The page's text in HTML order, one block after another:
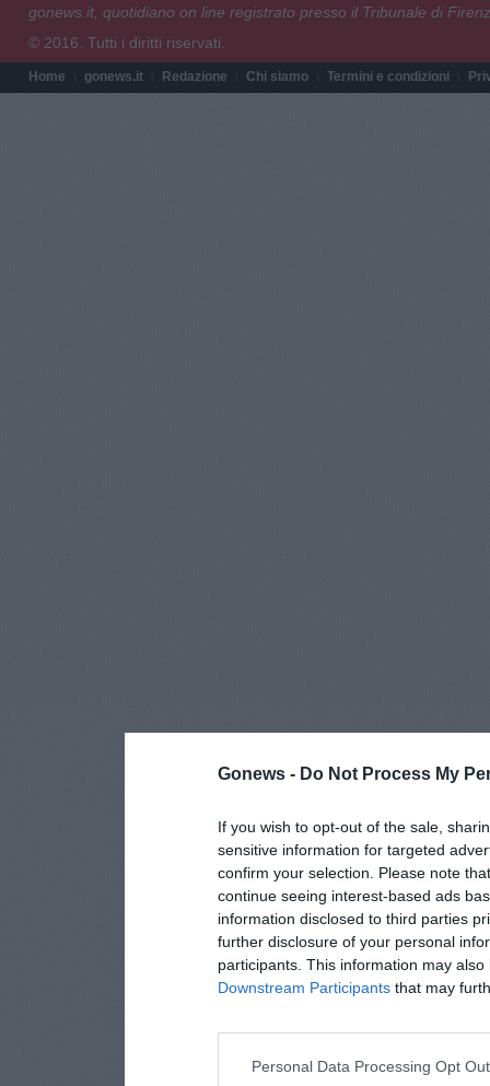
Gonews - Do Not Process My
If you wish to opt-out of the sale,
sensitive information for targeted
confirm your selection. Please note
continue seeing interest-based ads
information disclosed to third parties
further disclosure of your personal
participants. This information may
Downstream Participants that may
Personal Data Processing Opt
gonews.it, quotidiano on line registrato presso il Tribunale di
© 2016. Tutti i diritti riservati.
Home gonews.it Redazione Chi siamo Termini e condizioni